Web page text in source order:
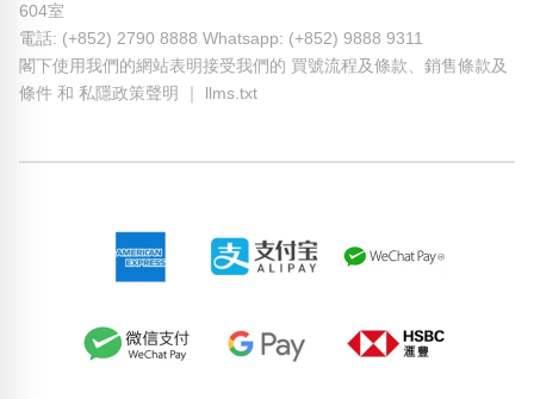
604室
電話: (+852) 2790 8888 Whatsapp: (+852) 9888 9311
閣下使用我們的網站表明接受我們的 買號流程及條款、 銷售條款及
條件 和 私隱政策聲明 llms.txt